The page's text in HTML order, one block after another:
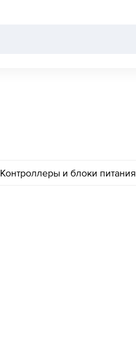
Контроллеры и блоки питания